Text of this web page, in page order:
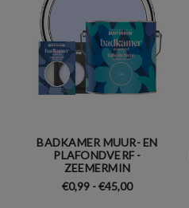
BADKAMER MUUR- EN
PLAFONDVERF -
ZEEMERMIN
€0,99 - €45,00